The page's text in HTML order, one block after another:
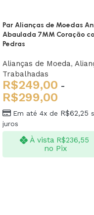
Par Alianças de Moedas
Abaulada 7MM Coração
Pedras
Alianças de Moeda,
Trabalhadas
R$249,00 -
R$299,00
Em até 4x de R$62,25
juros
À vista R$236,55
no Pix